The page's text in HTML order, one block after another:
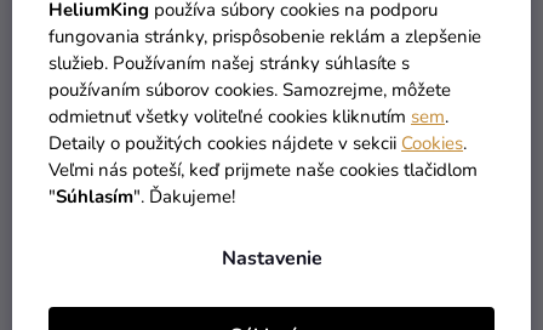
HeliumKing používa súbory cookies na podporu
fungovania stránky, prispôsobenie reklám a zlepšenie
služieb. Používaním našej stránky súhlasíte s
používaním súborov cookies. Samozrejme, môžete
odmietnuť všetky voliteľné cookies kliknutím sem.
Detaily o použitých cookies nájdete v sekcii Cookies.
Veľmi nás poteší, keď prijmete naše cookies tlačidlom
"Súhlasím". Ďakujeme!
Nastavenie
Materiál: 92 % Polyester, 8% Elastan
Farba : viacfarebné
Ako si správne vybrať oblečenie?V orientácií vo
veľkostiach legín Vám pomôžu tieto rozmery:
2 - 3 roky -Výška 98 cm
Výška 104 cm